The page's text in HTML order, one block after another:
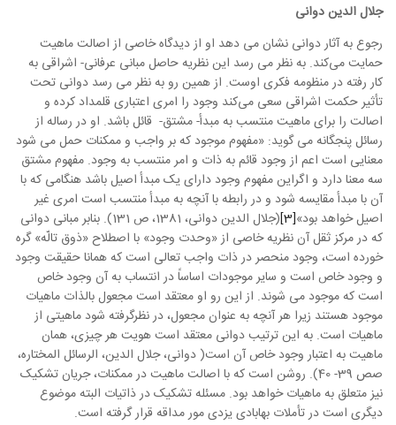
جلال الدین دوانی
رجوع به آثار دوانی نشان می دهد او از دیدگاه خاصی از اصالت ماهیت
حمایت می‌کند. به نظر می رسد این نظریه حاصل مبانی عرفانی- اشراقی به
کار رفته در منظومه فکری اوست. از همین رو به نظر می رسد دوانی تحت
تأثیر حکمت اشراقی سعی می‌کند وجود را امری اعتباری قلمداد کرده و
اصالت را برای ماهیت منتسب به مبدأ- مشتق- قائل باشد. او در رساله از
رسائل پنجگانه می گوید: «مفهوم موجود که بر واجب و ممکنات حمل می شود
معنایی است اعم از وجود قائم به ذات و امر منتسب به وجود. مفهوم مشتق
سه معنا دارد و اگراین مفهوم وجود دارای یک مبدأ اصیل باشد هنگامی که با
آن با مبدأ مقایسه شود و در رابطه با آنچه به مبدأ منتسب است امری غیر
اصیل خواهد بود»
[3]
(جلال الدین دوانی، 1381، ص 131). بنابر مبانی دوانی
که در مرکز ثقل آن نظریه خاصی از «وحدت وجود» با اصطلاح «ذوق تالّه» گره
خورده است، وجود منحصر در ذات واجب تعالی است که همانا حقیقت وجود
و وجود خاص است و سایر موجودات اساساً در انتساب به آن وجود خاص
است که موجود می شوند. از این رو او معتقد است مجعول بالذات ماهیات
موجود هستند زیرا هر آنچه به عنوان مجعول، در نظرگرفته شود ماهیتی از
ماهیات است. به این ترتیب دوانی معتقد است هویت هر چیزی، همان
ماهیت به اعتبار وجود خاص آن است( دوانی، جلال الدین، الرسائل المختاره،
صص 39- 40). روشن است که با اصالت ماهیت در ممکنات، جریان تشکیک
نیز متعلق به ماهیات خواهد بود. مسئله تشکیک در ذاتیات البته موضوع
دیگری است در تأملات بهابادی یزدی مور مداقه قرار گرفته است.